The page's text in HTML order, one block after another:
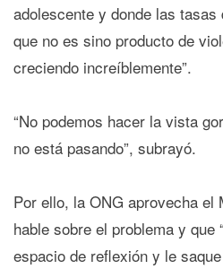
adolescente y donde las
que no es sino producto de
creciendo increíblemente”.
“No podemos hacer la vista
no está pasando”, subrayó.
Por ello, la ONG aprovecha el
hable sobre el problema y que
espacio de reflexión y le